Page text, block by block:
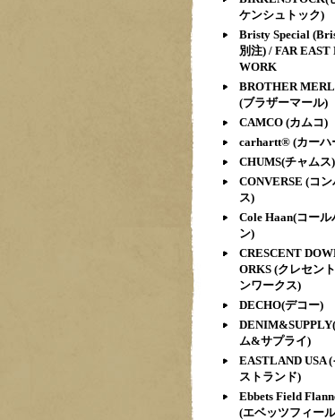
ケンシュトック)
Bristy Special
別注) / FAR EAST
WORK
BROTHER
(ブラザーマール)
CAMCO (カムコ)
carhartt® (カーハ
CHUMS(チャムス)
CONVERSE (コ
ス)
Cole Haan(コール
ン)
CRESCENT
ORKS (クレセン
ンワークス)
DECHO(デコー)
ム&サプライ)
EASTLAND USA
ストランド)
Ebbets Field
(エベッツフィー